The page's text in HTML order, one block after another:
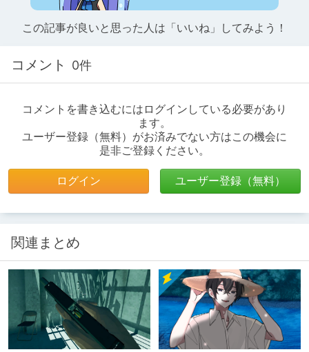
この記事が良いと思った人は「いいね」してみよう！
コメント 0件
コメントを書き込むにはログインしている必要があり
ます。
ユーザー登録（無料）がお済みでない方はこの機会に
是非ご登録ください。
ログイン ユーザー登録（無料）
関連まとめ